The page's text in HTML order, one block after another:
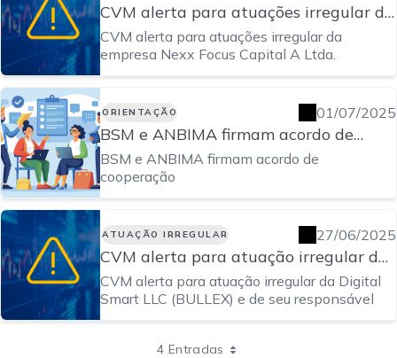
CVM alerta para atuações irregular da
empresa Nexx Focus Capital A Ltda.
CVM alerta para atuações irregular da
empresa Nexx Focus Capital A Ltda.
ORIENTAÇÃO 01/07/2025
BSM e ANBIMA firmam acordo de
cooperação
BSM e ANBIMA firmam acordo de
cooperação
ATUAÇÃO IRREGULAR 27/06/2025
CVM alerta para atuação irregular da
Digital Smart LLC (BULLEX) e de seu
responsável
CVM alerta para atuação irregular da Digital
Smart LLC (BULLEX) e de seu responsável
4 Entradas